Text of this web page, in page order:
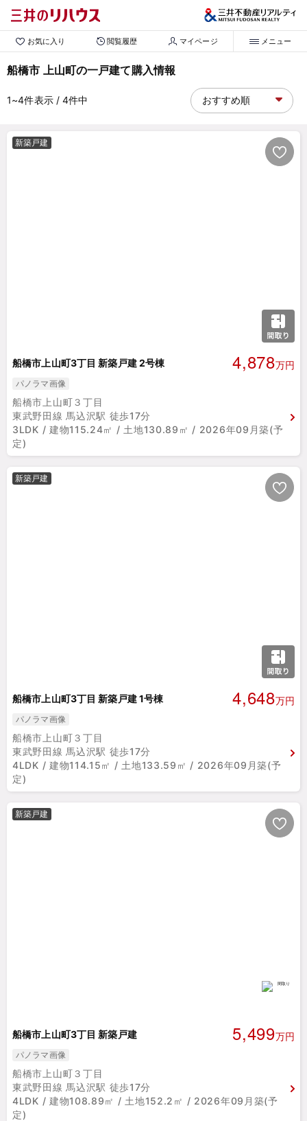
お気に入り 閲覧履歴 マイページ メニュー
船橋市 上山町の一戸建て購入情報
1~4件表示/ 4件中
新築戸建
船橋市上山町3丁目 新築戸建 2号棟 4,878万円
パノラマ画像
船橋市上山町３丁目
東武野田線 馬込沢駅 徒歩17分
3LDK / 建物115.24㎡ / 土地130.89㎡ / 2026年09月築(予
定)
新築戸建
船橋市上山町3丁目 新築戸建 1号棟 4,648万円
パノラマ画像
船橋市上山町３丁目
東武野田線 馬込沢駅 徒歩17分
4LDK / 建物114.15㎡ / 土地133.59㎡ / 2026年09月築(予
定)
新築戸建
船橋市上山町3丁目 新築戸建 5,499万円
パノラマ画像
船橋市上山町３丁目
東武野田線 馬込沢駅 徒歩17分
4LDK / 建物108.89㎡ / 土地152.2㎡ / 2026年09月築(予
定)